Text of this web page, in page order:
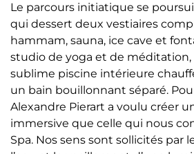
Le parcours initiatique se
qui dessert deux vestiaires
hammam, sauna, ice cave et
studio de yoga et de méditation,
sublime piscine intérieure
un bain bouillonnant séparé.
Alexandre Pierart a voulu créer
immersive que celle qui nous
Spa. Nos sens sont sollicités par